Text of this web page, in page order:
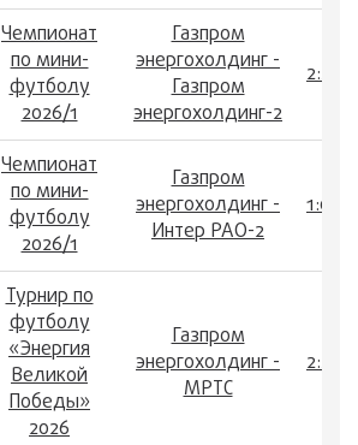
Чемпионат
по мини-
футболу
2026/1
Газпром
энергохолдинг -
Газпром
энергохолдинг-2
2:2
Чемпионат
по мини-
футболу
2026/1
Газпром
энергохолдинг -
Интер РАО-2
1:0
Турнир по
футболу
«Энергия
Великой
Победы»
2026
Газпром
энергохолдинг -
МРТС
2:2